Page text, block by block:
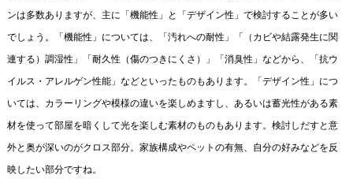
ンは多数ありますが、主に「機能性」と「デザイン性」で検討することが多い
でしょう。「機能性」については、「汚れへの耐性」「（カビや結露発生に関
連する）調湿性」「耐久性（傷のつきにくさ）」「消臭性」などから、「抗ウ
イルス・アレルゲン性能」などといったものもあります。「デザイン性」につ
いては、カラーリングや模様の違いを楽しめますし、あるいは蓄光性がある素
材を使って部屋を暗くして光を楽しむ素材のものもあります。検討しだすと意
外と奥が深いのがクロス部分。家族構成やペットの有無、自分の好みなどを反
映したい部分ですね。